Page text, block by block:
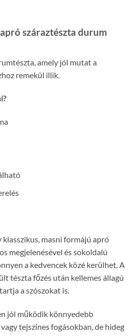
száraztészta durum
amely jól mutat a
remekül illik.
klasszikus, masni formájú apró
megjelenésével és sokoldalú
a kedvencek közé kerülhet. A
tészta főzés után kellemes állagú
a szószokat is.
jól működik könnyedebb
tejszínes fogásokban, de hideg